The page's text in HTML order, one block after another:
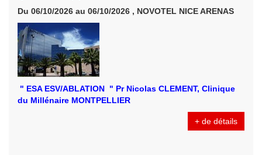
Du 06/10/2026 au 06/10/2026 , NOVOTEL NICE ARENAS
" ESA ESV/ABLATION " Pr Nicolas CLEMENT, Clinique
du Millénaire MONTPELLIER
+ de détails